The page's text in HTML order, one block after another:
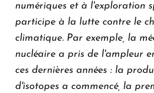
numériques et à l'exploration
participe à la lutte contre le
climatique. Par exemple, la
nucléaire a pris de l'ampleur
ces dernières années : la
d'isotopes a commencé, la